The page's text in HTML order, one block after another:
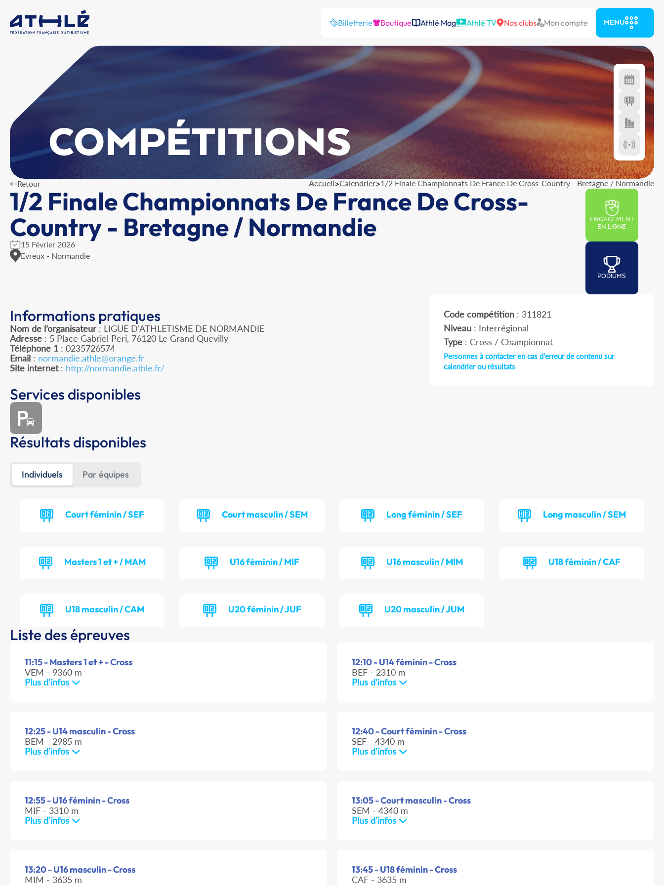
Billetterie Boutique Athlé Mag Athlé TV Nos clubs Mon compte MENU
COMPÉTITIONS
Retour Accueil>Calendrier>1/2 Finale Championnats De France De Cross-Country - Bretagne / Normandie
1/2 Finale Championnats De France De Cross-
Country - Bretagne / Normandie
15 Février 2026
Evreux - Normandie
ENGAGEMENT
EN LIGNE
PODIUMS
Informations pratiques
Nom de l’organisateur : LIGUE D'ATHLETISME DE NORMANDIE
Adresse : 5 Place Gabriel Peri, 76120 Le Grand Quevilly
Téléphone 1 : 0235726574
Email : normandie.athle@orange.fr
Site internet: http://normandie.athle.fr/
Code compétition: 311821
Niveau: Interrégional
Type: Cross / Championnat
Personnes à contacter en cas d'erreur de contenu sur
calendrier ou résultats
Services disponibles
Résultats disponibles
Individuels Par équipes
Court féminin / SEF Court masculin / SEM Long féminin / SEF Long masculin / SEM
Masters 1 et + / MAM U16 féminin / MIF U16 masculin / MIM U18 féminin / CAF
U18 masculin / CAM U20 féminin / JUF U20 masculin / JUM
Liste des épreuves
11:15 - Masters 1 et + - Cross
VEM - 9360 m
Plus d'infos
12:10 - U14 féminin - Cross
BEF - 2310 m
Plus d'infos
12:25 - U14 masculin - Cross
BEM - 2985 m
Plus d'infos
12:40 - Court féminin - Cross
SEF - 4340 m
Plus d'infos
12:55 - U16 féminin - Cross
MIF - 3310 m
Plus d'infos
13:05 - Court masculin - Cross
SEM - 4340 m
Plus d'infos
13:20 - U16 masculin - Cross
MIM - 3635 m
13:45 - U18 féminin - Cross
CAF - 3635 m